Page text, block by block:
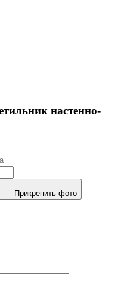
настенно-
Прикрепить фото